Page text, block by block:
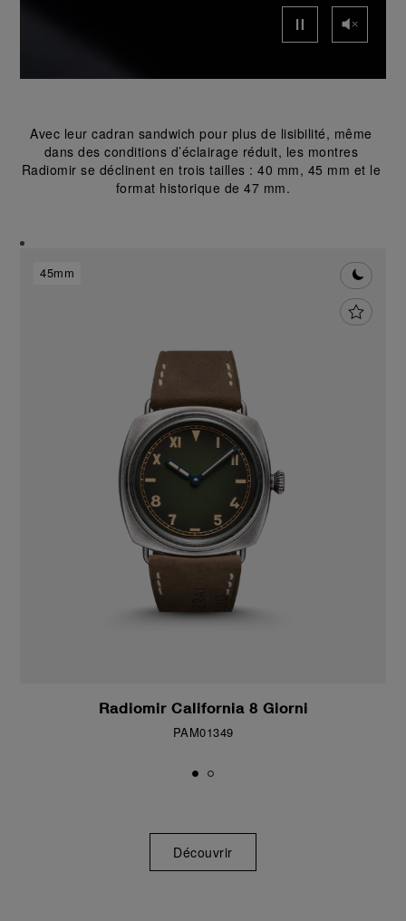
Avec leur cadran sandwich pour plus de lisibilité, même
dans des conditions d’éclairage réduit, les montres
Radiomir se déclinent en trois tailles : 40 mm, 45 mm et le
format historique de 47 mm.
45mm
Radiomir California 8 Giorni
PAM01349
Découvrir